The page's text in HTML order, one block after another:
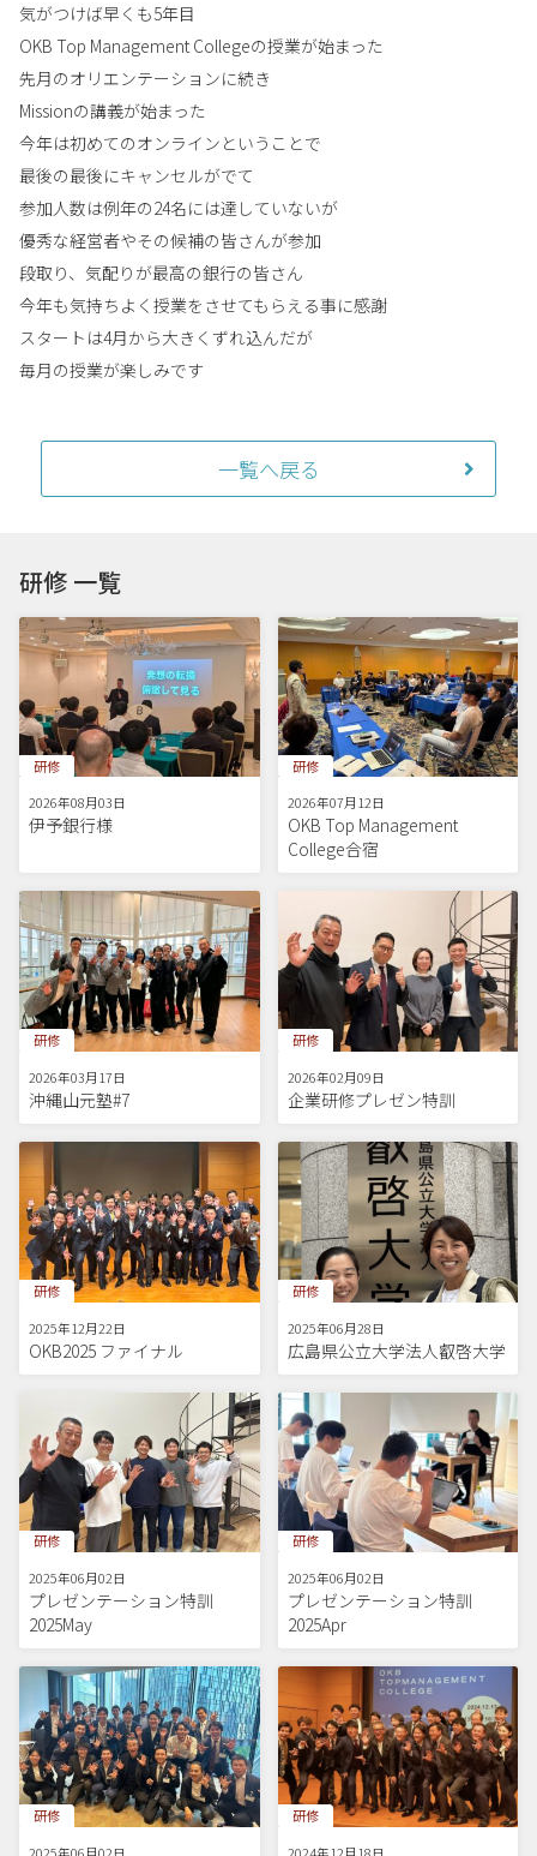
気がつけば早くも5年目
OKB Top Management Collegeの授業が始まった
先月のオリエンテーションに続き
Missionの講義が始まった
今年は初めてのオンラインということで
最後の最後にキャンセルがでて
参加人数は例年の24名には達していないが
優秀な経営者やその候補の皆さんが参加
段取り、気配りが最高の銀行の皆さん
今年も気持ちよく授業をさせてもらえる事に感謝
スタートは4月から大きくずれ込んだが
毎月の授業が楽しみです
一覧へ戻る
研修 一覧
研修
2026年08月03日
伊予銀行様
研修
2026年07月12日
OKB Top Management
College合宿
研修
2026年03月17日
沖縄山元塾#7
研修
2026年02月09日
企業研修プレゼン特訓
研修
2025年12月22日
OKB2025 ファイナル
研修
2025年06月28日
広島県公立大学法人叡啓大学
研修
2025年06月02日
プレゼンテーション特訓
2025May
研修
2025年06月02日
プレゼンテーション特訓
2025Apr
研修 研修